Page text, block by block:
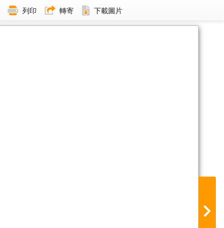
列印 轉寄 下載圖片